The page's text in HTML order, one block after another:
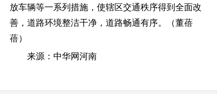
放车辆等一系列措施，使辖区交通秩序得到全面改
善，道路环境整洁干净，道路畅通有序。（董蓓
蓓）
来源：中华网河南